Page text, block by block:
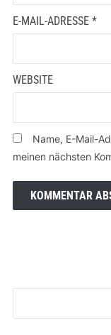
E-MAIL-ADRESSE *
WEBSITE
Name, E-Mail-
meinen nächsten